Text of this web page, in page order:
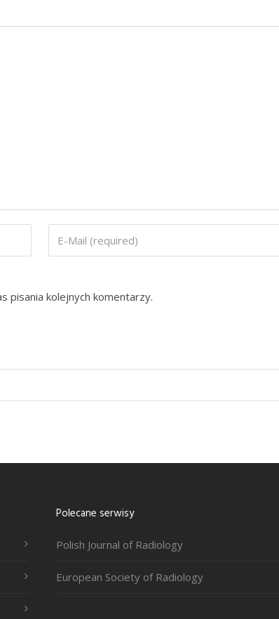
pisania kolejnych komentarzy.
Polecane serwisy
Polish Journal of Radiology
European Society of Radiology